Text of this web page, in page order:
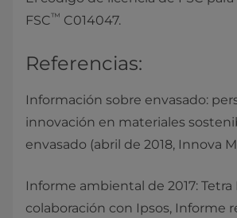
FSC™ C014047.​
Referencias:​
Información sobre envasado:
innovación en materiales
envasado (abril de 2018, Innova
Informe ambiental de 2017: Tetra
colaboración con Ipsos, Informe